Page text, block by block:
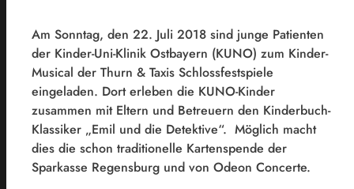
Am Sonntag, den 22. Juli 2018 sind junge Patienten
der Kinder-Uni-Klinik Ostbayern (KUNO) zum Kinder-
Musical der Thurn & Taxis Schlossfestspiele
eingeladen. Dort erleben die KUNO-Kinder
zusammen mit Eltern und Betreuern den Kinderbuch-
Klassiker „Emil und die Detektive“. Möglich macht
dies die schon traditionelle Kartenspende der
Sparkasse Regensburg und von Odeon Concerte.